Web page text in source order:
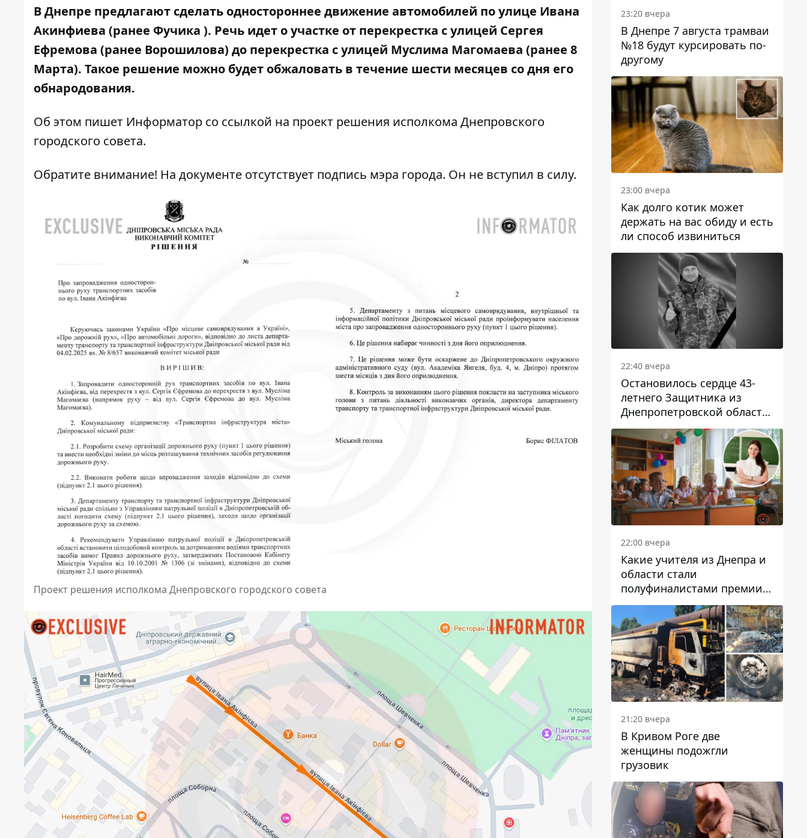
В Днепре предлагают сделать одностороннее движение автомобилей по улице Ивана
Акинфиева (ранее Фучика ). Речь идет о участке от перекрестка с улицей Сергея
Ефремова (ранее Ворошилова) до перекрестка с улицей Муслима Магомаева (ранее 8
Марта). Такое решение можно будет обжаловать в течение шести месяцев со дня его
обнародования.
Об этом пишет Информатор со ссылкой на проект решения исполкома Днепровского
городского совета.
Обратите внимание! На документе отсутствует подпись мэра города. Он не вступил в силу.
Проект решения исполкома Днепровского городского совета
23:20 вчера
В Днепре 7 августа трамваи
№18 будут курсировать по-
другому
23:00 вчера
Как долго котик может
держать на вас обиду и есть
ли способ извиниться
22:40 вчера
Остановилось сердце 43-
летнего Защитника из
Днепропетровской области
Евгения Зинченко
22:00 вчера
Какие учителя из Днепра и
области стали
полуфиналистами премии
Global Teacher Prize Ukraine
2026
21:20 вчера
В Кривом Роге две
женщины подожгли
грузовик